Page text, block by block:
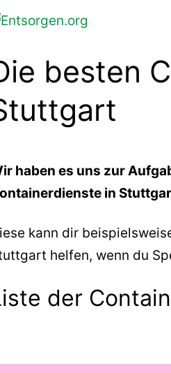
besten
haben es uns zur
in
kann dir
helfen, wenn du
der